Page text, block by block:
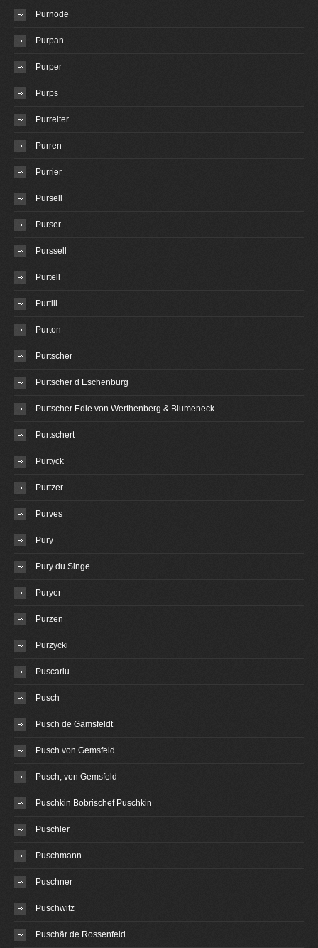
Purnode
Purpan
Purper
Purps
Purreiter
Purren
Purrier
Pursell
Purser
Purssell
Purtell
Purtill
Purton
Purtscher
Purtscher d Eschenburg
Purtscher Edle von Werthenberg & Blumeneck
Purtschert
Purtyck
Purtzer
Purves
Pury
Pury du Singe
Puryer
Purzen
Purzycki
Puscariu
Pusch
Pusch de Gämsfeldt
Pusch von Gemsfeld
Pusch, von Gemsfeld
Puschkin Bobrischef Puschkin
Puschler
Puschmann
Puschner
Puschwitz
Puschär de Rossenfeld